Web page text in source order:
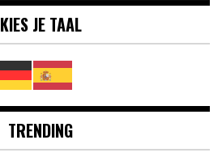
KIES JE TAAL
TRENDING